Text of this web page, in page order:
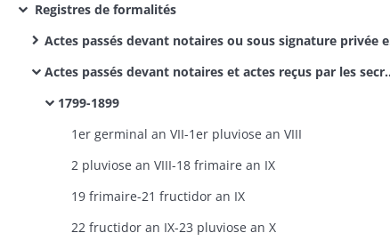
Registres de formalités
Actes passés devant notaires ou sous signature privée et actes reçus par les secrétaires des corps municipaux et administratifs
Actes passés devant notaires et actes reçus par les secrétaires des corps administratifs / Actes civils publics / Bürgerliche Urkunden
1799-1899
1er germinal an VII-1er pluviose an VIII
2 pluviose an VIII-18 frimaire an IX
19 frimaire-21 fructidor an IX
22 fructidor an IX-23 pluviose an X